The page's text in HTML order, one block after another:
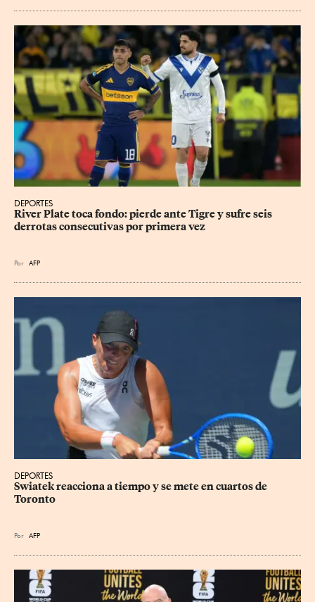
DEPORTES
River Plate toca fondo: pierde ante Tigre y sufre seis
derrotas consecutivas por primera vez
Por AFP
DEPORTES
Swiatek reacciona a tiempo y se mete en cuartos de
Toronto
Por AFP